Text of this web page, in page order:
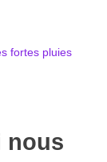
fortes pluies
nous